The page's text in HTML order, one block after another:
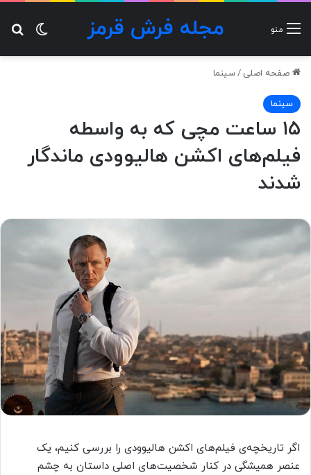
مجله فرش قرمز منو
صفحه اصلی /سینما
سینما
۱۵ ساعت مچی که به واسطه
فیلم‌های اکشن‌ هالیوودی ماندگار
شدند
اگر تاریخچه‌ی فیلم‌های اکشن هالیوودی را بررسی کنیم، یک
عنصر همیشگی در کنار شخصیت‌های اصلی داستان به چشم